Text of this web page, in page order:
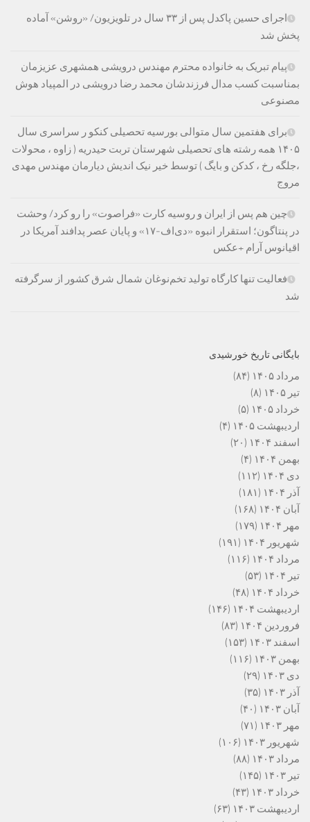
اجرای حسین پاکدل پس از ۳۳ سال در تلویزیون/ «روشن» آماده
پخش شد
پیام تبریک به خانواده محترم مهندس درویشی همشهری عزیزمان
بمناسبت کسب مدال فرزندشان محمد رضا درویشی در المپیاد هوش
مصنوعی
برای هفتمین سال متوالی بورسیه تحصیلی کنکو ر سراسری سال
۱۴۰۵ همه رشته های تحصیلی شهرستان تربت حیدریه ( زاوه ، محولات
،جلگه رخ ، کدکن و بایگ ) توسط خیر نیک اندیش دیارمان مهندس مهدی
مروج
چین هم پس از ایران و روسیه کارت «فراصوت» را رو کرد/ وحشت
در پنتاگون؛ استقرار انبوه «دی‌اف‑۱۷» و پایان عصر پدافند آمریکا در
اقیانوس آرام +عکس
فعالیت تنها کارگاه تولید تخم‌نوغان شمال شرق کشور از سرگرفته
شد
بایگانی تاریخ خورشیدی
مرداد ۱۴۰۵
(۸۴)
تیر ۱۴۰۵
(۸)
خرداد ۱۴۰۵
(۵)
اردیبهشت ۱۴۰۵
(۴)
اسفند ۱۴۰۴
(۲۰)
بهمن ۱۴۰۴
(۴)
دی ۱۴۰۴
(۱۱۲)
آذر ۱۴۰۴
(۱۸۱)
آبان ۱۴۰۴
(۱۶۸)
مهر ۱۴۰۴
(۱۷۹)
شهریور ۱۴۰۴
(۱۹۱)
مرداد ۱۴۰۴
(۱۱۶)
تیر ۱۴۰۴
(۵۳)
خرداد ۱۴۰۴
(۴۸)
اردیبهشت ۱۴۰۴
(۱۴۶)
فروردین ۱۴۰۴
(۸۳)
اسفند ۱۴۰۳
(۱۵۳)
بهمن ۱۴۰۳
(۱۱۶)
دی ۱۴۰۳
(۲۹)
آذر ۱۴۰۳
(۳۵)
آبان ۱۴۰۳
(۴۰)
مهر ۱۴۰۳
(۷۱)
شهریور ۱۴۰۳
(۱۰۶)
مرداد ۱۴۰۳
(۸۸)
تیر ۱۴۰۳
(۱۴۵)
خرداد ۱۴۰۳
(۴۳)
اردیبهشت ۱۴۰۳
(۶۳)